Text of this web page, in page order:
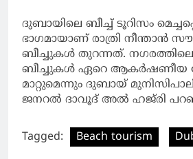
ദുബായിലെ ബീച്ച് ടൂറിസം
ഭാഗമായാണ് രാത്രി നീന്താന്‍
ബീച്ചുകള്‍ തുറന്നത്.
ബീച്ചുകള്‍ ഏറെ ആകര്‍ഷണീയ
മാറ്റുമെന്നും ദുബായ്
ജനറല്‍ ദാവൂദ് അല്‍ ഹജ്‌രി
Tagged: Beach tourism